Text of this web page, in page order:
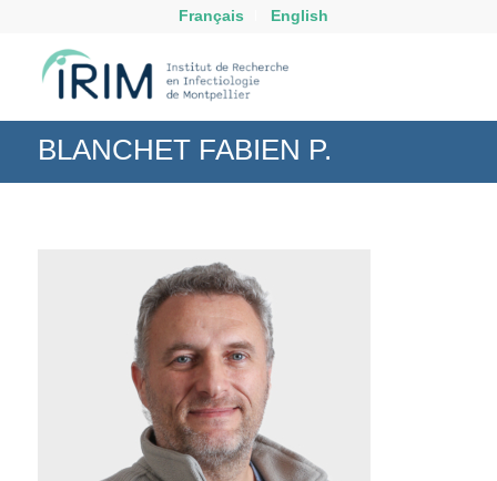
Français English
BLANCHET FABIEN P.